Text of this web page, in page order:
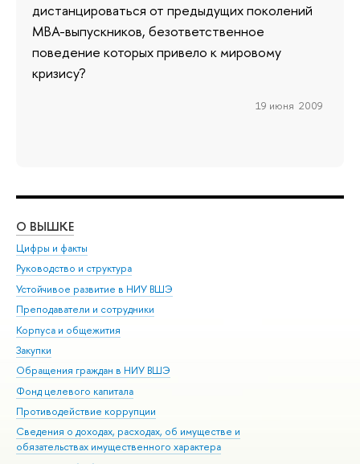
дистанцироваться от предыдущих поколений
MBA-выпускников, безответственное
поведение которых привело к мировому
кризису?
19 июня 2009
О ВЫШКЕ
Цифры и факты
Руководство и структура
Устойчивое развитие в НИУ ВШЭ
Преподаватели и сотрудники
Корпуса и общежития
Закупки
Обращения граждан в НИУ ВШЭ
Фонд целевого капитала
Противодействие коррупции
Сведения о доходах, расходах, об имуществе и
обязательствах имущественного характера